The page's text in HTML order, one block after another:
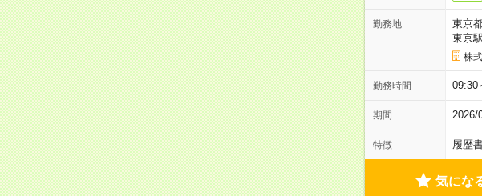
勤務地
東京
東京
株
勤務時間 09:30
期間
特徴 履歴
気にな